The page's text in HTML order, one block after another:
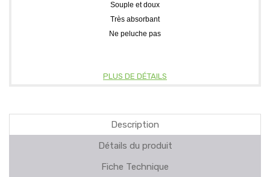
Souple et doux
Très absorbant
Ne peluche pas
PLUS DE DÉTAILS
Description
Détails du produit
Fiche Technique